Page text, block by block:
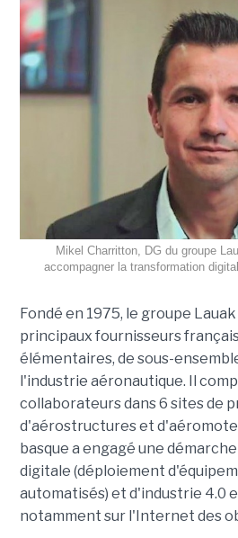
Mikel Charritton, DG du groupe
accompagner la transformation
Fondé en 1975, le groupe
principaux fournisseurs
élémentaires, de sous-
l'industrie aéronautique. Il
collaborateurs dans 6 sites de
d'aérostructures et
basque a engagé une
digitale (déploiement
automatisés) et d'industrie 4.0
notamment sur l'Internet des